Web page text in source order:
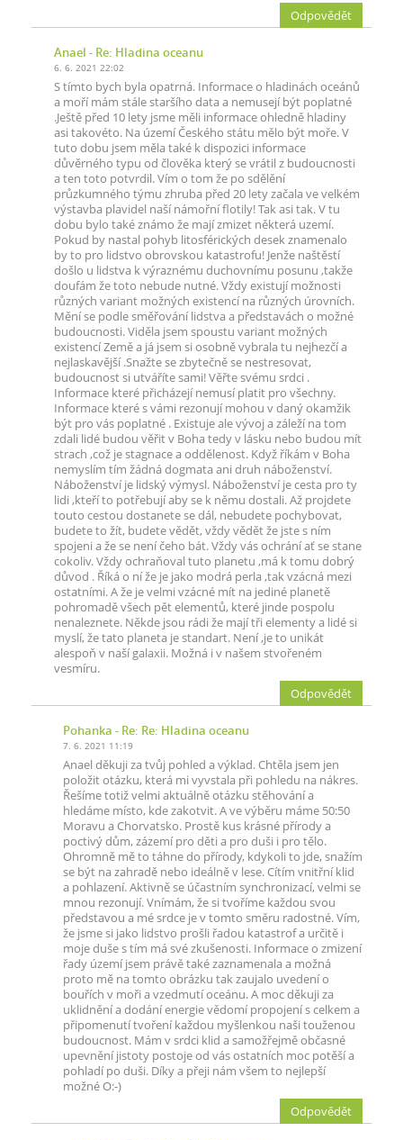
Odpovědět
Anael - Re: Hladina oceanu
6. 6. 2021 22:02
S tímto bych byla opatrná. Informace o hladinách oceánů
a moří mám stále staršího data a nemusejí být poplatné
.Ještě před 10 lety jsme měli informace ohledně hladiny
asi takovéto. Na území Českého státu mělo být moře. V
tuto dobu jsem měla také k dispozici informace
důvěrného typu od člověka který se vrátil z budoucnosti
a ten toto potvrdil. Vím o tom že po sdělění
průzkumného týmu zhruba před 20 lety začala ve velkém
výstavba plavidel naší námořní flotily! Tak asi tak. V tu
dobu bylo také známo že mají zmizet některá uzemí.
Pokud by nastal pohyb litosférických desek znamenalo
by to pro lidstvo obrovskou katastrofu! Jenže naštěstí
došlo u lidstva k výraznému duchovnímu posunu ,takže
doufám že toto nebude nutné. Vždy existují možnosti
různých variant možných existencí na různých úrovních.
Mění se podle směřování lidstva a představách o možné
budoucnosti. Viděla jsem spoustu variant možných
existencí Země a já jsem si osobně vybrala tu nejhezčí a
nejlaskavější .Snažte se zbytečně se nestresovat,
budoucnost si utváříte sami! Věřte svému srdci .
Informace které přicházejí nemusí platit pro všechny.
Informace které s vámi rezonují mohou v daný okamžik
být pro vás poplatné . Existuje ale vývoj a záleží na tom
zdali lidé budou věřit v Boha tedy v lásku nebo budou mít
strach ,což je stagnace a oddělenost. Když říkám v Boha
nemyslím tím žádná dogmata ani druh náboženství.
Náboženství je lidský výmysl. Náboženství je cesta pro ty
lidi ,kteří to potřebují aby se k němu dostali. Až projdete
touto cestou dostanete se dál, nebudete pochybovat,
budete to žít, budete vědět, vždy vědět že jste s ním
spojeni a že se není čeho bát. Vždy vás ochrání ať se stane
cokoliv. Vždy ochraňoval tuto planetu ,má k tomu dobrý
důvod . Říká o ní že je jako modrá perla ,tak vzácná mezi
ostatními. A že je velmi vzácné mít na jediné planetě
pohromadě všech pět elementů, které jinde pospolu
nenaleznete. Někde jsou rádi že mají tři elementy a lidé si
myslí, že tato planeta je standart. Není ,je to unikát
alespoň v naší galaxii. Možná i v našem stvořeném
vesmíru.
Odpovědět
Pohanka - Re: Re: Hladina oceanu
7. 6. 2021 11:19
Anael děkuji za tvůj pohled a výklad. Chtěla jsem jen
položit otázku, která mi vyvstala při pohledu na nákres.
Řešíme totiž velmi aktuálně otázku stěhování a
hledáme místo, kde zakotvit. A ve výběru máme 50:50
Moravu a Chorvatsko. Prostě kus krásné přírody a
poctivý dům, zázemí pro děti a pro duši i pro tělo.
Ohromně mě to táhne do přírody, kdykoli to jde, snažím
se být na zahradě nebo ideálně v lese. Cítím vnitřní klid
a pohlazení. Aktivně se účastním synchronizací, velmi se
mnou rezonují. Vnímám, že si tvoříme každou svou
představou a mé srdce je v tomto směru radostné. Vím,
že jsme si jako lidstvo prošli řadou katastrof a určitě i
moje duše s tím má své zkušenosti. Informace o zmizení
řady území jsem právě také zaznamenala a možná
proto mě na tomto obrázku tak zaujalo uvedení o
bouřích v moři a vzedmutí oceánu. A moc děkuji za
uklidnění a dodání energie vědomí propojení s celkem a
připomenutí tvoření každou myšlenkou naši touženou
budoucnost. Mám v srdci klid a samožřejmě občasné
upevnění jistoty postoje od vás ostatních moc potěší a
pohladí po duši. Díky a přeji nám všem to nejlepší
možné O:-)
Odpovědět